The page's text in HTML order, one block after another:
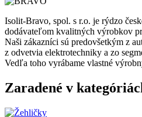
Isolit-Bravo, spol. s r.o. je rýdzo
dodávateľom kvalitných výrobkov
Naši zákazníci sú predovšetkým z
z odvetvia elektrotechniky a zo
Vedľa toho vyrábame vlastné
Zaradené v